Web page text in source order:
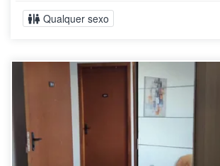
Qualquer sexo